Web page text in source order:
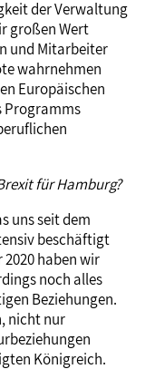
der Verwaltung
großen Wert
und Mitarbeiter
wahrnehmen
Europäischen
Programms
für Hamburg?
uns seit dem
beschäftigt
haben wir
noch alles
Beziehungen.
nicht nur
Königreich.